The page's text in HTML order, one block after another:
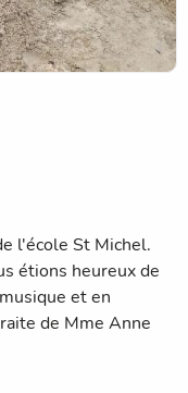
l'école St Michel.
étions heureux de
et en
de Mme Anne
aux enfants et à